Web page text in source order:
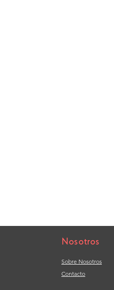
Nosotros
Sobre Nosotros
Contacto